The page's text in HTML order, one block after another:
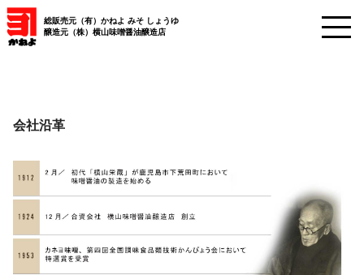
総販売元（有）かねよ みそ しょうゆ
醸造元（株）横山味噌醤油醸造店
会社沿革